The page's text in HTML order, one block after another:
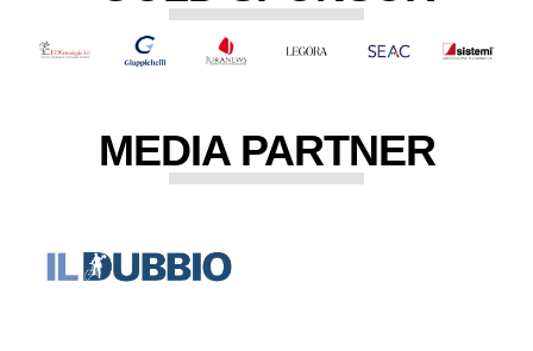
MEDIA PARTNER